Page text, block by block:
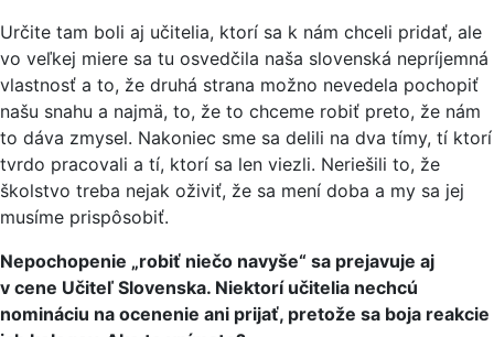
Určite tam boli aj učitelia, ktorí sa k nám chceli pridať, ale
vo veľkej miere sa tu osvedčila naša slovenská nepríjemná
vlastnosť a to, že druhá strana možno nevedela pochopiť
našu snahu a najmä, to, že to chceme robiť preto, že nám
to dáva zmysel. Nakoniec sme sa delili na dva tímy, tí ktorí
tvrdo pracovali a tí, ktorí sa len viezli. Neriešili to, že
školstvo treba nejak oživiť, že sa mení doba a my sa jej
musíme prispôsobiť.
Nepochopenie „robiť niečo navyše“ sa prejavuje aj
v cene Učiteľ Slovenska. Niektorí učitelia nechcú
nomináciu na ocenenie ani prijať, pretože sa boja reakcie